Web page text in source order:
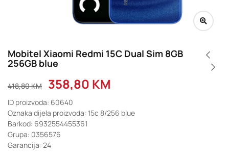
Mobitel Xiaomi Redmi 15C Dual Sim 8GB
256GB blue
418,80KM 358,80 KM
ID proizvoda: 60640
Oznaka dijela proizvoda: 15c 8/256 blue
Barkod: 6932554455361
Grupa: 0356576
Garancija: 24